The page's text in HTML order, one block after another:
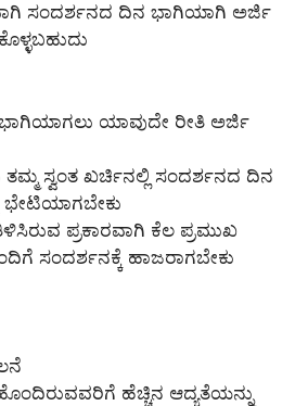
ಸಂದರ್ಶನದ ದಿನ ಭಾಗಿಯಾಗಿ ಅರ್ಜಿ
ಯಾವುದೇ ರೀತಿ ಅರ್ಜಿ
ಸ್ವಂತ ಖರ್ಚಿನಲ್ಲಿ ಸಂದರ್ಶನದ ದಿನ
ಭೇಟಿಯಾಗಬೇಕು
ಪ್ರಕಾರವಾಗಿ ಕೆಲ ಪ್ರಮುಖ
ಸಂದರ್ಶನಕ್ಕೆ ಹಾಜರಾಗಬೇಕು
ಹೆಚ್ಚಿನ ಆದ್ಯತೆಯನ್ನು